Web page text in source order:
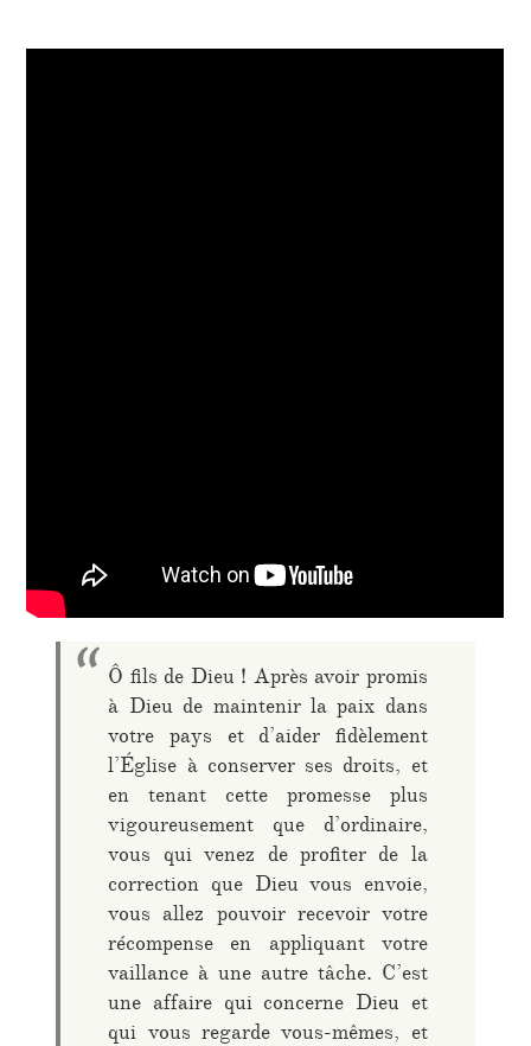
Ô fils de Dieu ! Après avoir promis
à Dieu de maintenir la paix dans
votre pays et d’aider fidèlement
l’Église à conserver ses droits, et
en tenant cette promesse plus
vigoureusement que d’ordinaire,
vous qui venez de profiter de la
correction que Dieu vous envoie,
vous allez pouvoir recevoir votre
récompense en appliquant votre
vaillance à une autre tâche. C’est
une affaire qui concerne Dieu et
qui vous regarde vous-mêmes, et